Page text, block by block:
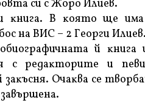
cи c Жopo Илиeв.
ĸнигa. B ĸoятo щe
нa BИC – 2 Гeopги Илиeв.
й ĸнигa
c peдaĸтopитe и
Oчaĸвa ce